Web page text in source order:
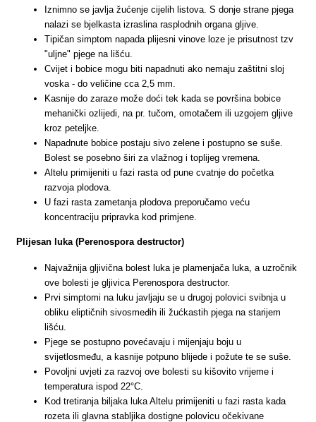
Iznimno se javlja žućenje cijelih listova. S donje strane pjega
nalazi se bjelkasta izraslina rasplodnih organa gljive.
Tipičan simptom napada plijesni vinove loze je prisutnost tzv
"uljne" pjege na lišću.
Cvijet i bobice mogu biti napadnuti ako nemaju zaštitni sloj
voska - do veličine cca 2,5 mm.
Kasnije do zaraze može doći tek kada se površina bobice
mehanički ozlijedi, na pr. tučom, omotačem ili uzgojem gljive
kroz peteljke.
Napadnute bobice postaju sivo zelene i postupno se suše.
Bolest se posebno širi za vlažnog i toplijeg vremena.
Altelu primijeniti u fazi rasta od pune cvatnje do početka
razvoja plodova.
U fazi rasta zametanja plodova preporučamo veću
koncentraciju pripravka kod primjene.
Plijesan luka (Perenospora destructor)
Najvažnija gljivična bolest luka je plamenjača luka, a uzročnik
ove bolesti je gljivica Perenospora destructor.
Prvi simptomi na luku javljaju se u drugoj polovici svibnja u
obliku eliptičnih sivosmeđih ili žućkastih pjega na starijem
lišću.
Pjege se postupno povećavaju i mijenjaju boju u
svijetlosmeđu, a kasnije potpuno blijede i požute te se suše.
Povoljni uvjeti za razvoj ove bolesti su kišovito vrijeme i
temperatura ispod 22°C.
Kod tretiranja biljaka luka Altelu primijeniti u fazi rasta kada
rozeta ili glavna stabljika dostigne polovicu očekivane